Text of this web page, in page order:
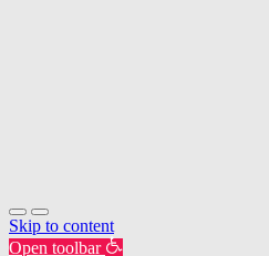
Skip to content
Open toolbar